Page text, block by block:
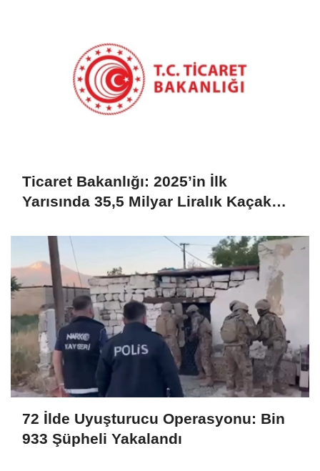
Ticaret Bakanlığı: 2025’in İlk
Yarısında 35,5 Milyar Liralık Kaçak
72 İlde Uyuşturucu Operasyonu: Bin
933 Şüpheli Yakalandı